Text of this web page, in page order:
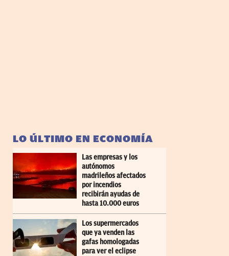
LO ÚLTIMO EN ECONOMÍA
Las empresas y los
autónomos
madrileños afectados
por incendios
recibirán ayudas de
hasta 10.000 euros
Los supermercados
que ya venden las
gafas homologadas
para ver el eclipse